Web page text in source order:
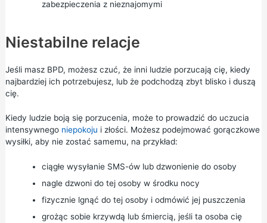
zabezpieczenia z nieznajomymi
Niestabilne relacje
Jeśli masz BPD, możesz czuć, że inni ludzie porzucają cię, kiedy
najbardziej ich potrzebujesz, lub że podchodzą zbyt blisko i duszą
cię.
Kiedy ludzie boją się porzucenia, może to prowadzić do uczucia
intensywnego niepokoju i złości. Możesz podejmować gorączkowe
wysiłki, aby nie zostać samemu, na przykład:
ciągłe wysyłanie SMS-ów lub dzwonienie do osoby
nagle dzwoni do tej osoby w środku nocy
fizycznie lgnąć do tej osoby i odmówić jej puszczenia
grożąc sobie krzywdą lub śmiercią, jeśli ta osoba cię